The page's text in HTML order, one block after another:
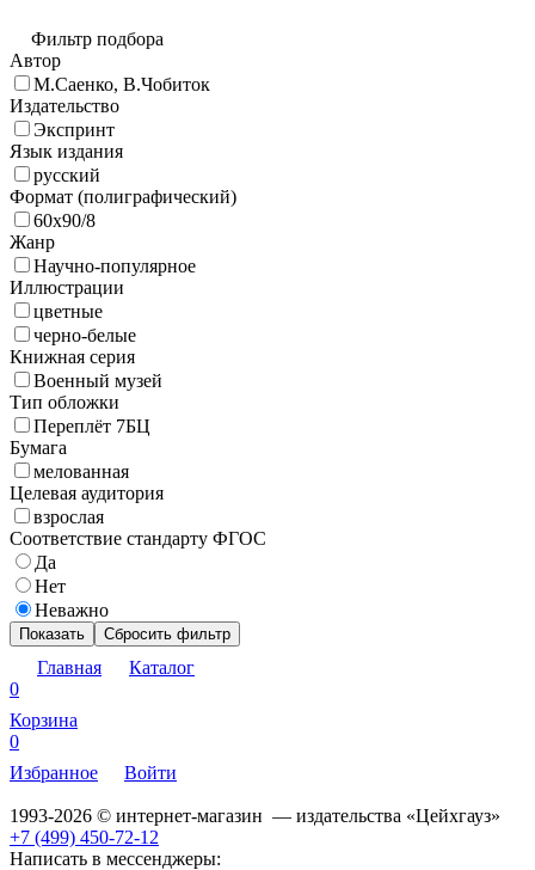
Фильтр подбора
Автор
М.Саенко, В.Чобиток
Издательство
Экспринт
Язык издания
русский
Формат (полиграфический)
60х90/8
Жанр
Научно-популярное
Иллюстрации
цветные
черно-белые
Книжная серия
Военный музей
Тип обложки
Переплёт 7БЦ
Бумага
мелованная
Целевая аудитория
взрослая
Соответствие стандарту ФГОС
Да
Нет
Неважно
Показать Сбросить фильтр
Главная
Каталог
0
Корзина
0
Избранное
Войти
1993-2026 © интернет-магазин — издательства «Цейхгауз»
+7 (499) 450-72-12
Написать в мессенджеры: